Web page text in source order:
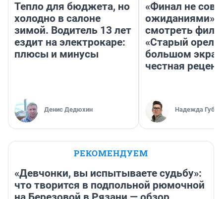
Тепло для бюджета, но
холодно в салоне
зимой. Водитель 13 лет
ездит на электрокаре:
плюсы и минусы
Денис Дедюхин
«Финал не
ожиданиями»:
смотреть
«Старый орел»
большом
честная
Надежда
РЕКОМЕНДУЕМ
«Девчонки, вы испытываете судьбу»:
что творится в подпольной рюмочной